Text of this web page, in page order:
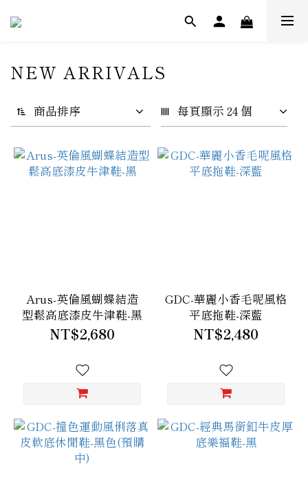
NEW ARRIVALS
商品排序 每頁顯示 24 個
Arus-英倫風蝴蝶結造
型鬆高底漆皮牛津鞋-黑
NT$2,680
GDC-華麗小香毛呢風格
平底拖鞋-深藍
NT$2,480